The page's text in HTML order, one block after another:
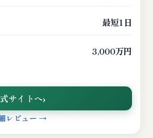
最短1日
3,000万円
サイトへ
レビュー →